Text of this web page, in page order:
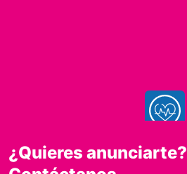
¿Quieres anunciarte?